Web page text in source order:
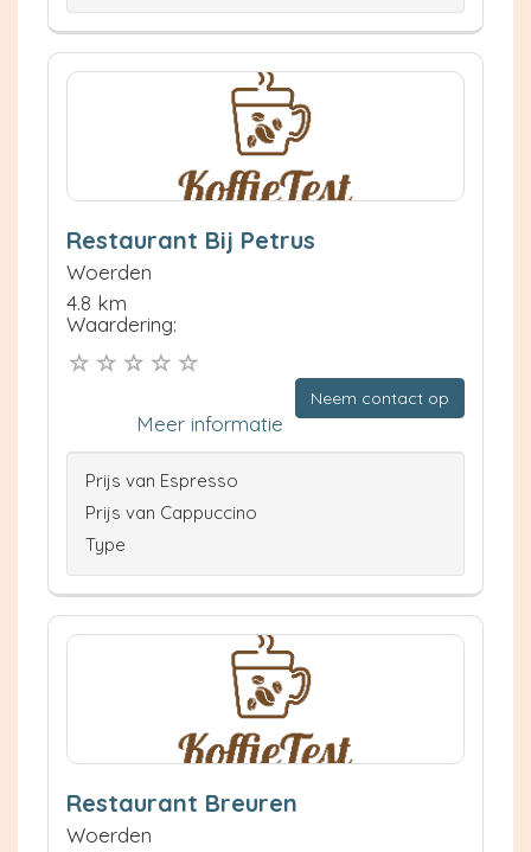
Restaurant Bij Petrus
Woerden
4.8 km
Waardering:
Neem contact op
Meer informatie
Prijs van Espresso
Prijs van Cappuccino
Type
Restaurant Breuren
Woerden